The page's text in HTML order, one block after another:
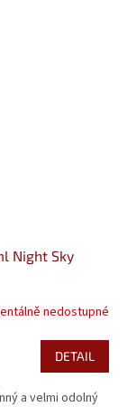
Night Sky
nedostupné
DETAIL
a velmi odolný